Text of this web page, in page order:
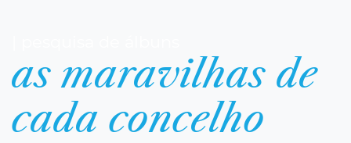
as maravilhas de
cada concelho